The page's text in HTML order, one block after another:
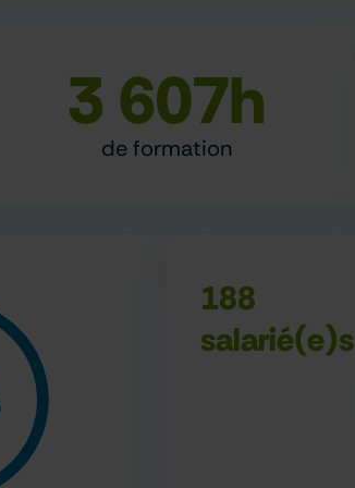
de formation
3 607h
188
salarié(e)s